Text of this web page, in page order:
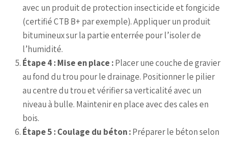
avec un produit de protection insecticide et fongicide
(certifié CTB B+ par exemple). Appliquer un produit
bitumineux sur la partie enterrée pour l’isoler de
l’humidité.
Étape 4 : Mise en place :Placer une couche de gravier
au fond du trou pour le drainage. Positionner le pilier
au centre du trou et vérifier sa verticalité avec un
niveau à bulle. Maintenir en place avec des cales en
bois.
Étape 5 : Coulage du béton :Préparer le béton selon